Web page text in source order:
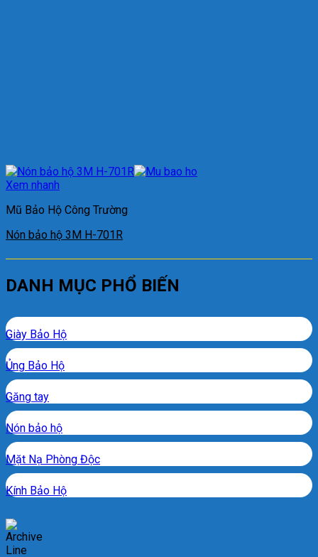
Xem nhanh
Mũ Bảo Hộ Công Trường
Nón bảo hộ 3M H-701R
DANH MỤC PHỔ BIẾN
Giày Bảo Hộ
Ủng Bảo Hộ
Găng tay
Nón bảo hộ
Mặt Nạ Phòng Độc
Kính Bảo Hộ